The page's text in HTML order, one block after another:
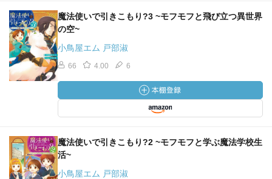
魔法使いで引きこもり?3 ~モフモフと飛び立つ異世界
の空~
小鳥屋エム 戸部淑
66 4.00 6
魔法使いで引きこもり?2 ~モフモフと学ぶ魔法学校生
活~
小鳥屋エム 戸部淑